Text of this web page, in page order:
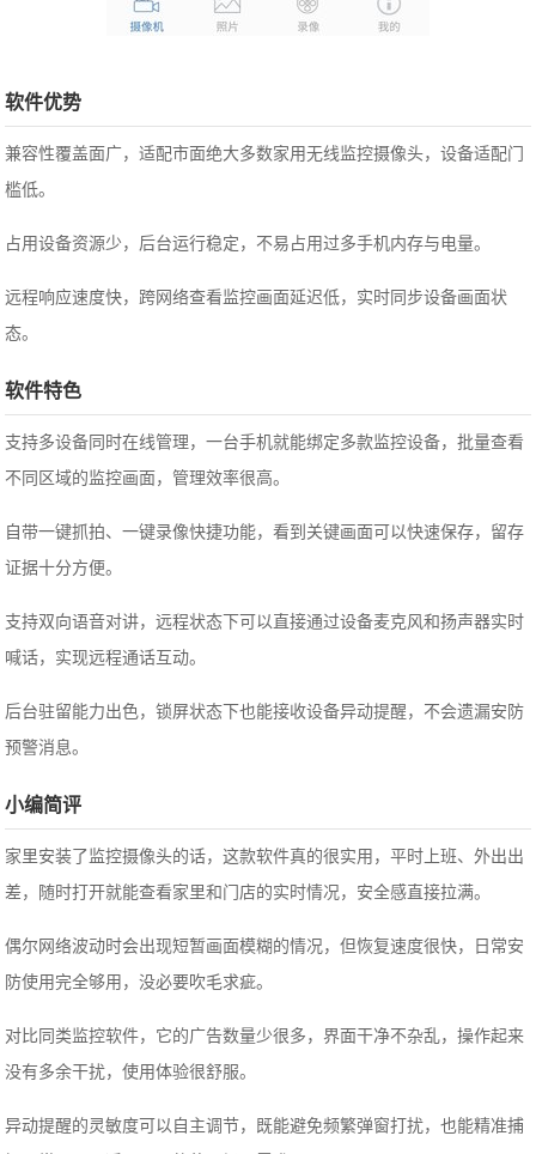
软件优势
兼容性覆盖面广，适配市面绝大多数家用无线监控摄像头，设备适配门
槛低。
占用设备资源少，后台运行稳定，不易占用过多手机内存与电量。
远程响应速度快，跨网络查看监控画面延迟低，实时同步设备画面状
态。
软件特色
支持多设备同时在线管理，一台手机就能绑定多款监控设备，批量查看
不同区域的监控画面，管理效率很高。
自带一键抓拍、一键录像快捷功能，看到关键画面可以快速保存，留存
证据十分方便。
支持双向语音对讲，远程状态下可以直接通过设备麦克风和扬声器实时
喊话，实现远程通话互动。
后台驻留能力出色，锁屏状态下也能接收设备异动提醒，不会遗漏安防
预警消息。
小编简评
家里安装了监控摄像头的话，这款软件真的很实用，平时上班、外出出
差，随时打开就能查看家里和门店的实时情况，安全感直接拉满。
偶尔网络波动时会出现短暂画面模糊的情况，但恢复速度很快，日常安
防使用完全够用，没必要吹毛求疵。
对比同类监控软件，它的广告数量少很多，界面干净不杂乱，操作起来
没有多余干扰，使用体验很舒服。
异动提醒的灵敏度可以自主调节，既能避免频繁弹窗打扰，也能精准捕